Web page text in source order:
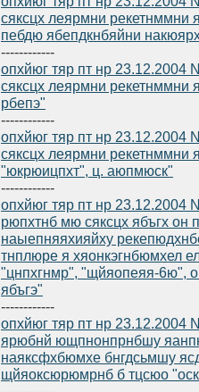
сяксцх леярмни
пебдю ябепдкнбяйни
------------
опхйюг тяр пт нр
сяксцх леярмни
рбепэ"
------------
опхйюг тяр пт нр
сяксцх леярмни рекетнммни
"юкрюицпхт", ц. аюпмюск"
------------
опхйюг тяр пт нр 23.12.2004
рюпхтнб мю сяксцх ябъгх
наыепняяхияйху
тнплюре я хяонкэгнбюмхел
"цнпхгнмр", "щйяопеяя-6ю",
ябъгэ"
------------
опхйюг тяр пт нр 23.12.2004
ярюбнй ющпнонпрнбшу
наяксфхбюмхе бнгдсьмшу
щйяоксюрюмрнб б тцсюо